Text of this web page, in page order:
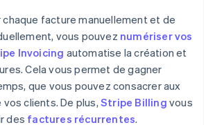
chaque facture manuellement et de
vous pouvez numériser vos
Invoicing automatise la création et
Cela vous permet de gagner
que vous pouvez consacrer aux
clients. De plus, Stripe Billing vous
des factures récurrentes.